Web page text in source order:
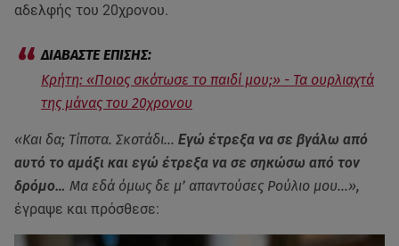
αδελφής του 20χρονου.
Κρήτη: «Ποιος σκότωσε το παιδί μου;» - Τα ουρλιαχτά
της μάνας του 20χρονου
«Και δα; Τίποτα. Σκοτάδι… Εγώ έτρεξα να σε βγάλω από
αυτό το αμάξι και εγώ έτρεξα να σε σηκώσω από τον
δρόμο… Μα εδά όμως δε μ’ απαντούσες Ρούλιο μου…»,
έγραψε και πρόσθεσε: